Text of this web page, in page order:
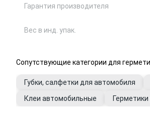
Гарантия производителя
Вес в инд. упак.
Сопутствующие категории для
Губки, салфетки для автомобиля
Клеи автомобильные